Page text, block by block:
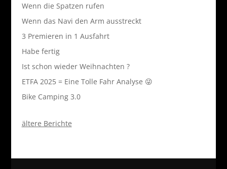
Wenn die Spatzen rufen
Wenn das Navi den Arm ausstreckt
3 Premieren in 1 Ausfahrt
Habe fertig
Ist schon wieder Weihnachten ?
ETFA 2025 = Eine Tolle Fahr Analyse 😜
Bike Camping 3.0
ältere Berichte